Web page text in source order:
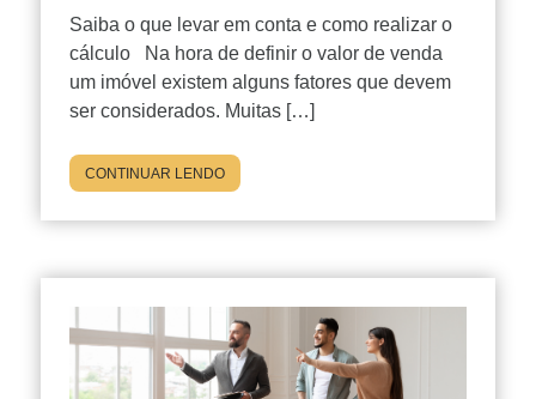
Saiba o que levar em conta e como realizar o
cálculo Na hora de definir o valor de venda
um imóvel existem alguns fatores que devem
ser considerados. Muitas […]
CONTINUAR LENDO